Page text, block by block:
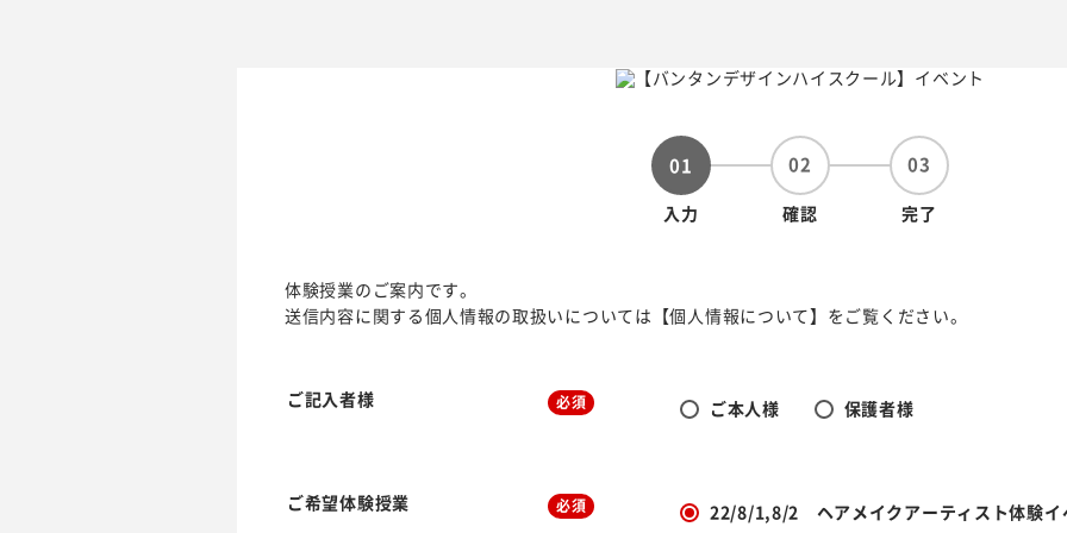
01
入力
02
確認
03
完了
体験授業のご案内です。
送信内容に関する個人情報の取扱いについては【個人情報について】をご覧ください。
ご記入者様 必須 ご本人様 保護者様
ご希望体験授業 必須 22/8/1,8/2 ヘアメイクアーティスト体験イ